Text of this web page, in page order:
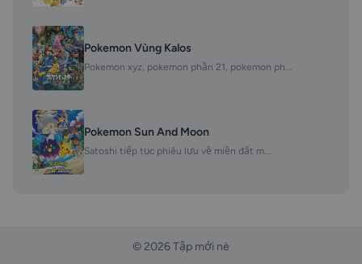
Pokemon Vùng Kalos
Pokemon xyz, pokemon phần 21, pokemon ph...
Pokemon Sun And Moon
Satoshi tiếp tục phiêu lưu về miền đất m...
© 2026 Tập mới nè